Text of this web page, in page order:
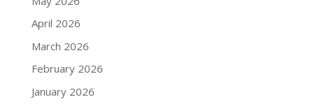
April 2026
March 2026
February 2026
January 2026